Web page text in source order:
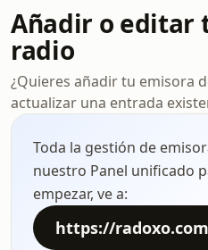
Añadir o editar
radio
¿Quieres añadir tu emisora
actualizar una entrada
Toda la gestión de
nuestro Panel unificado
empezar, ve a:
https://